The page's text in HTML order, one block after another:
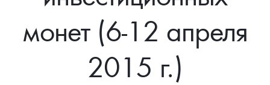
Золотые слитки
Выкуп серебряных монет
Вопрос - ответ
Памятка для работы с монетами из драгметаллов
Георгий Победоносец - динамика цен
Лом выкуп
О нас
монет (6-12 апреля
2015 г.)